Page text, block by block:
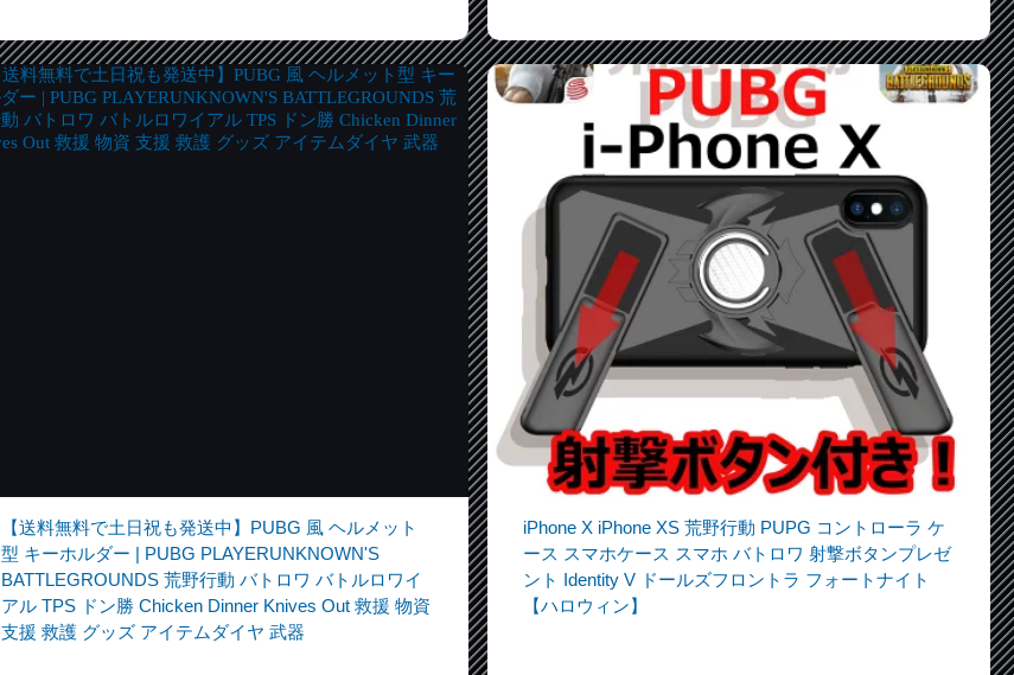
【送料無料で土日祝も発送中】PUBG 風 ヘルメット
型 キーホルダー | PUBG PLAYERUNKNOWN'S
BATTLEGROUNDS 荒野行動 バトロワ バトルロワイ
アル TPS ドン勝 Chicken Dinner Knives Out 救援 物資
支援 救護 グッズ アイテムダイヤ 武器
iPhone X iPhone XS 荒野行動 PUPG コントローラ ケ
ース スマホケース スマホ バトロワ 射撃ボタンプレゼ
ント Identity V ドールズフロントラ フォートナイト
【ハロウィン】